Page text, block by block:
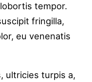
tempor.
fringilla,
eu venenatis
ultricies turpis a,